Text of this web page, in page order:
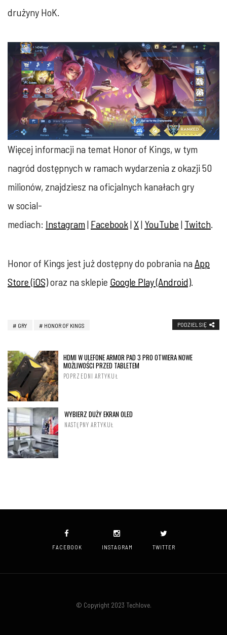
drużyny HoK.
Więcej informacji na temat Honor of Kings, w tym
nagród dostępnych w ramach wydarzenia z okazji 50
milionów, znajdziesz na oficjalnych kanałach gry
w social-
mediach: Instagram| Facebook| X| YouTube | Twitch.
Honor of Kings jest już dostępny do pobrania naApp
Store (iOS)oraz na sklepie Google Play (Android).
GRY HONOR OF KINGS PODZIEL SIĘ
HDMI W ULEFONE ARMOR PAD 3 PRO OTWIERA NOWE
MOŻLIWOŚCI PRZED TABLETEM
POPRZEDNI ARTYKUŁ
WYBIERZ DUŻY EKRAN OLED
NASTĘPNY ARTYKUŁ
FACEBOOK INSTAGRAM TWITTER
© Copyright 2023 Techlove.